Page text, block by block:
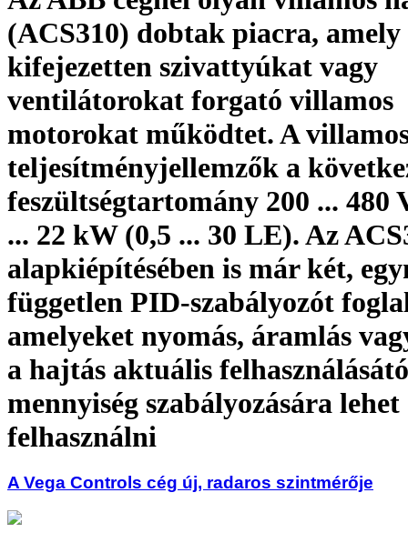
(ACS310) dobtak piacra, amely
kifejezetten szivattyúkat vagy
ventilátorokat forgató villamos
motorokat működtet. A
teljesítményjellemzők a
feszültségtartomány 200 ... 480
... 22 kW (0,5 ... 30 LE). Az
alapkiépítésében is már két,
független PID-szabályozót
amelyeket nyomás, áramlás
a hajtás aktuális
mennyiség szabályozására lehet
felhasználni
A Vega Controls cég új, radaros szintmérője